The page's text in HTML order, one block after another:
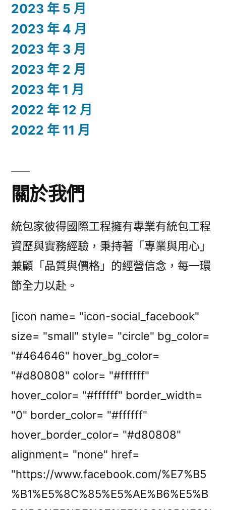
2023 年 5 月
2023 年 4 月
2023 年 3 月
2023 年 2 月
2023 年 1 月
2022 年 12 月
2022 年 11 月
關於我們
統包家彼得國際工程擁有專業有統包工程
資歷與實務經驗，秉持著「專業與用心」
兼顧「品質與價格」的經營信念，每一環
節全力以赴。
[icon name= "icon-social_facebook"
size= "small" style= "circle" bg_color=
"#464646" hover_bg_color=
"#d80808" color= "#ffffff"
hover_color= "#ffffff" border_width=
"0" border_color= "#ffffff"
hover_border_color= "#d80808"
alignment= "none" href=
"https://www.facebook.com/%E7%B5
%B1%E5%8C%85%E5%AE%B6%E5%B